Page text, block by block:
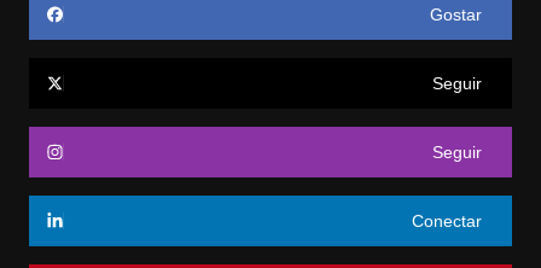
Gostar
Seguir
Seguir
Conectar